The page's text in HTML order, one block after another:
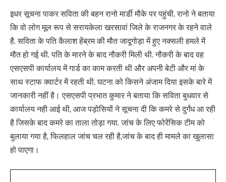
इधर सूचना पाकर सविता की बहन रानो मार्डी मौके पर पहुंची. रानो ने बताया
कि वो लोग मूल रूप से सरायकेला खरसावां जिले के राजनगर के रहने वाले
है. सविता के पति कैलाश हेंब्रम की मौत जादूगोड़ा में हुए नक्सली हमले में
मौत हो गई थी. पति के मारने के बाद नौकरी मिली थी. नौकरी के बाद वह
एसएसपी कार्यालय में गार्ड का काम करती थी और अपनी बेटी और मां के
साथ स्टाफ क्वार्टर में रहती थी. घटना को किसने अंजाम दिया इसके बारे में
जानकारी नहीं है। एसएसपी प्रभात कुमार ने बताया कि सविता बुधवार से
कार्यालय नही आई थी, आज पड़ोसियों ने सूचना दी कि कमरे से दुर्गंध आ रही
है जिसके बाद कमरे का ताला तोड़ा गया. जांच के लिए फोरेंसिक टीम को
बुलाया गया है, फिलहाल जांच चल रही है,जांच के बाद ही मामले का खुलासा
हो पाएगा।